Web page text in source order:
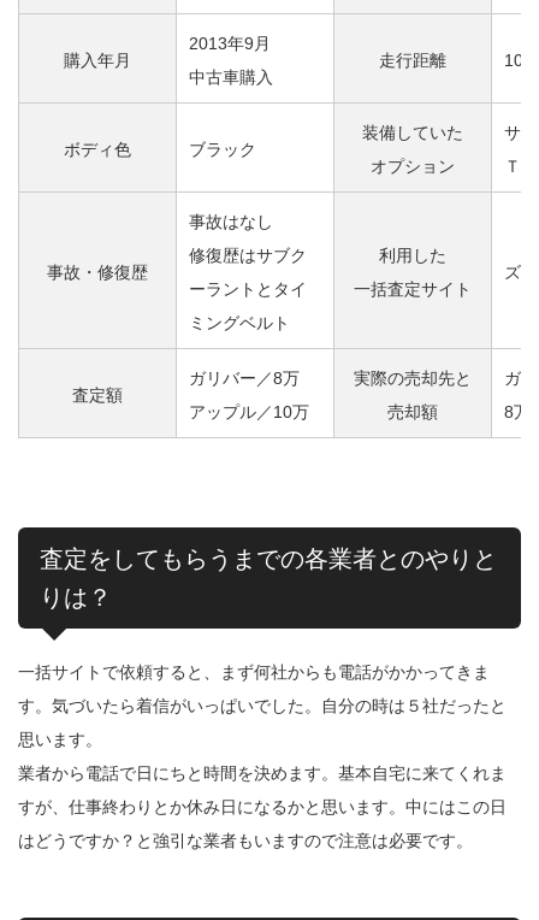
購入年月
2013年9月
中古車購入
走行距離 10
ボディ色 ブラック
装備していた
オプション
サ
ＴＣ
事故・修復歴
事故はなし
修復歴はサブク
ーラントとタイ
ミングベルト
利用した
一括査定サイト
ズ
査定額
ガリバー／8万
アップル／10万
実際の売却先と
売却額
ガ
8万
査定をしてもらうまでの各業者とのやりと
りは？
一括サイトで依頼すると、まず何社からも電話がかかってきま
す。気づいたら着信がいっぱいでした。自分の時は５社だったと
思います。
業者から電話で日にちと時間を決めます。基本自宅に来てくれま
すが、仕事終わりとか休み日になるかと思います。中にはこの日
はどうですか？と強引な業者もいますので注意は必要です。